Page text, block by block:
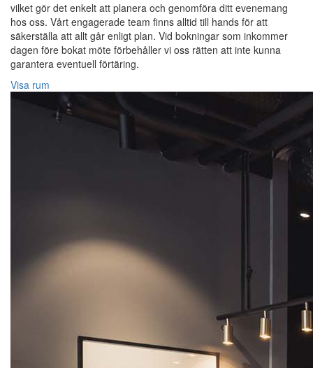
vilket gör det enkelt att planera och genomföra ditt evenemang
hos oss. Vårt engagerade team finns alltid till hands för att
säkerställa att allt går enligt plan. Vid bokningar som inkommer
dagen före bokat möte förbehåller vi oss rätten att inte kunna
garantera eventuell förtäring.
Visa rum